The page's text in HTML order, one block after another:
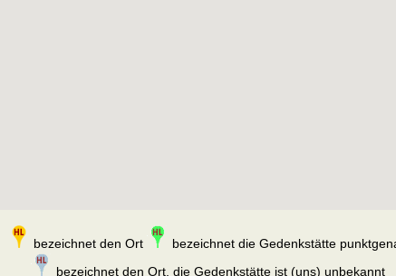
bezeichnet den Ort
bezeichnet die Gedenkstätte
bezeichnet den Ort, die Gedenkstätte ist (uns) unbekannt